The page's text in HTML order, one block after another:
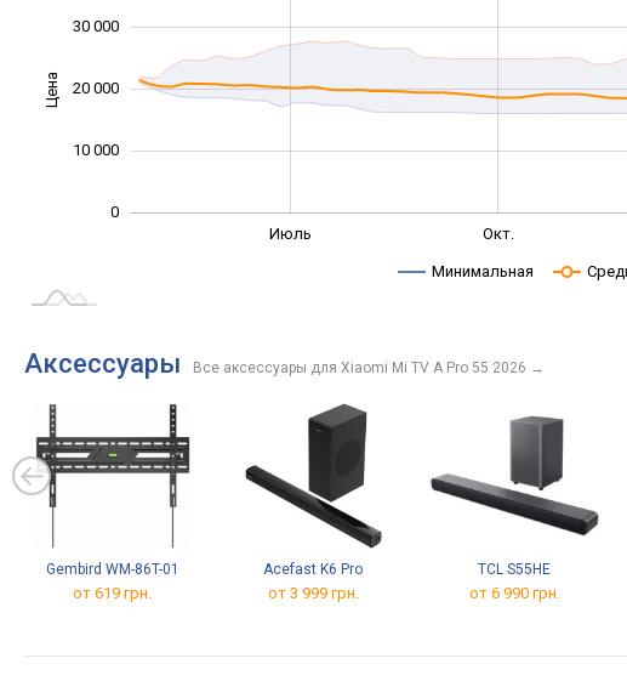
Цена 10 000
0
10 000
20 000
30 000
Июль Окт.
Минимальная
Аксессуары Все аксессуары для Xiaomi Mi TV A Pro 55 2026 →
Gembird WM-86T-01
от 619 грн.
Acefast K6 Pro
от 3 999 грн.
TCL S55HE
от 6 990 грн.